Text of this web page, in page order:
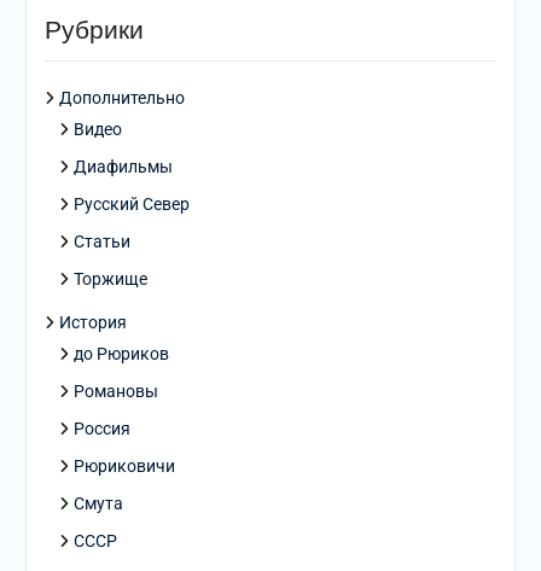
Рубрики
Дополнительно
Видео
Диафильмы
Русский Север
Статьи
Торжище
История
до Рюриков
Романовы
Россия
Рюриковичи
Смута
СССР